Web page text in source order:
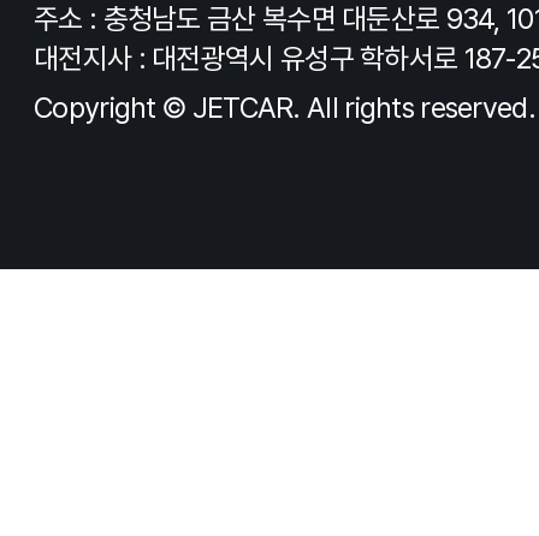
주소 : 충청남도 금산 복수면 대둔산로 934,
대전지사 : 대전광역시 유성구 학하서로 187-
Copyright © JETCAR. All rights reserved.